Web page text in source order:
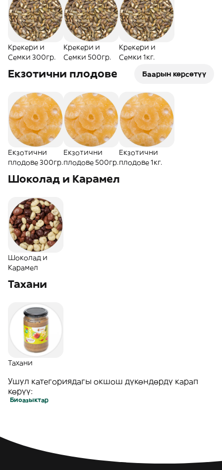
Крекери и
Семки 300гр.
Крекери и
Семки 500гр.
Крекери и
Семки 1кг.
Екзотични плодове Баарын көрсөтүү
Екзотични
плодове 300гр.
Екзотични
плодове 500гр.
Екзотични
плодове 1кг.
Шоколад и Карамел
Шоколад и
Карамел
Тахани
Тахани
Ушул категориядагы окшош дүкөндөрдү карап
көрүү:
Биоазыктар